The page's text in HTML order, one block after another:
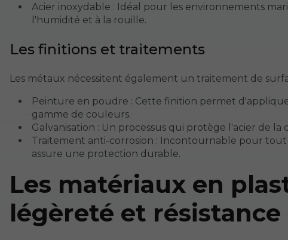
Acier inoxydable : Idéal pour les environnements
l'humidité et à la rouille.
Les finitions et traitements
Les métaux nécessitent également un traitement de
Peinture en poudre : Cette finition permet
gamme de couleurs.
Galvanisation : Un processus qui protège l'acier de la
Traitement anti-corrosion : Incontournable pour
assure une protection durable.
Les matériaux en
légèreté et résistance